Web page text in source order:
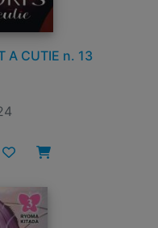
A CUTIE n. 13